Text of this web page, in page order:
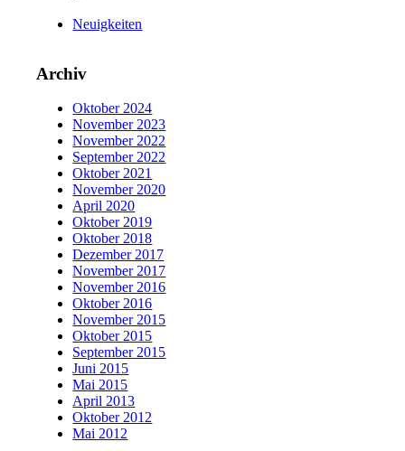
Neuigkeiten
Archiv
Oktober 2024
November 2023
November 2022
September 2022
Oktober 2021
November 2020
April 2020
Oktober 2019
Oktober 2018
Dezember 2017
November 2017
November 2016
Oktober 2016
November 2015
Oktober 2015
September 2015
Juni 2015
Mai 2015
April 2013
Oktober 2012
Mai 2012